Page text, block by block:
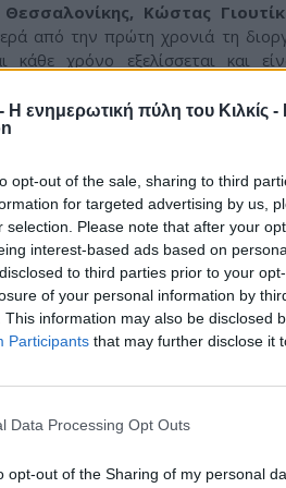
Η ενημερωτική πύλη του Κιλκίς -
opt-out of the sale, sharing to third
for targeted advertising by us,
selection. Please note that after your
interest-based ads based on
to third parties prior to your
of your personal information by
This information may also be disclosed
Participants that may further disclose it
Data Processing Opt Outs
opt-out of the Sharing of my personal
Κώστας
από την πρώτη χρονιά τη
χρόνο εξελίσσεται και
οι επισκέπτες. «Ο κόσμος το
πιστεύω σε πολύ μεγάλο βαθμό η
όλοι οι τοπικοί φορείς. Όλοι
όγκος στο Πάικο» ανέφερε
δρόμου, είναι μια ευκαιρία
τοπικά προϊόντα αλλά
κοινό στόχο. Να
να ζήσετε σε όποια ηλικία και αν
διοργανώσεις αγώνων
Δήμου Παιονίας, Κύρος
τη δυναμική αυτού του αγώνα
καλύτερες διοργανώσεις
την ομάδα που ξεκίνησε την
το αθλητικό γεγονός.